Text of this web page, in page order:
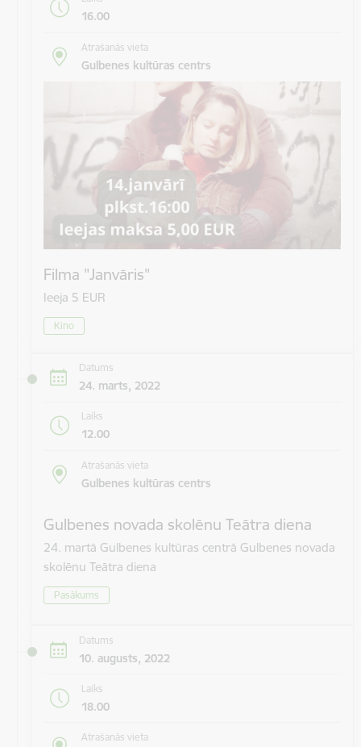
16.00
Atrašanās vieta
Gulbenes kultūras centrs
Filma "Janvāris"
Ieeja 5 EUR
Kino
Datums
24. marts, 2022
Laiks
12.00
Atrašanās vieta
Gulbenes kultūras centrs
Gulbenes novada skolēnu Teātra diena
24. martā Gulbenes kultūras centrā Gulbenes novada
skolēnu Teātra diena
Pasākums
Datums
10. augusts, 2022
Laiks
18.00
Atrašanās vieta